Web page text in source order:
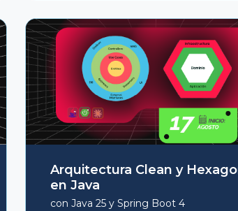
Arquitectura Clean y
en Java
con Java 25 y Spring Boot 4